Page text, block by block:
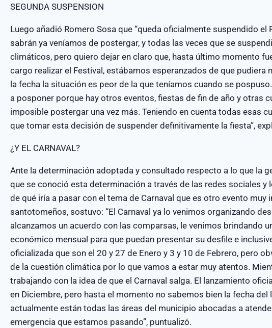
SEGUNDA SUSPENSION
Luego añadió Romero Sosa que “queda oficialmente suspendido el
sabrán ya veníamos de postergar, y todas las veces que se
climáticos, pero quiero dejar en claro que, hasta último momento
cargo realizar el Festival, estábamos esperanzados de que pudiera
la fecha la situación es peor de la que teníamos cuando se
a posponer porque hay otros eventos, fiestas de fin de año y otras
imposible postergar una vez más. Teniendo en cuenta todas esas
que tomar esta decisión de suspender definitivamente la fiesta”,
¿Y EL CARNAVAL?
Ante la determinación adoptada y consultado respecto a lo que la
que se conoció esta determinación a través de las redes sociales
de qué iría a pasar con el tema de Carnaval que es otro evento muy
santotomeños, sostuvo: “El Carnaval ya lo venimos organizando
alcanzamos un acuerdo con las comparsas, le venimos brindando
económico mensual para que puedan presentar su desfile e
oficializada que son el 20 y 27 de Enero y 3 y 10 de Febrero, pero
de la cuestión climática por lo que vamos a estar muy atentos.
trabajando con la idea de que el Carnaval salga. El lanzamiento
en Diciembre, pero hasta el momento no sabemos bien la fecha del
actualmente están todas las áreas del municipio abocadas a
emergencia que estamos pasando”, puntualizó.